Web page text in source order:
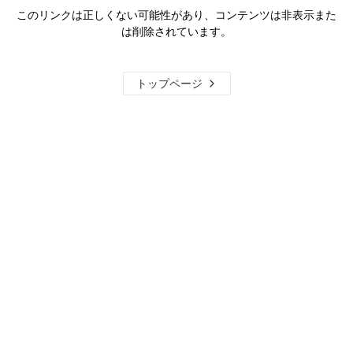
このリンクは正しくない可能性があり、コンテンツは非表示また
は削除されています。
トップページ